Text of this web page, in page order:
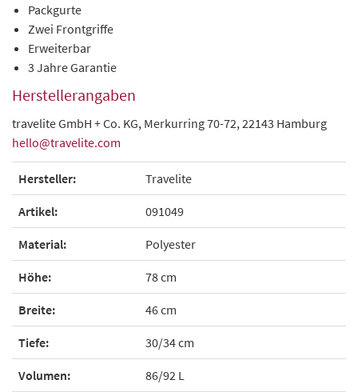
Packgurte
Zwei Frontgriffe
Erweiterbar
3 Jahre Garantie
Herstellerangaben
travelite GmbH + Co. KG, Merkurring 70-72, 22143 Hamburg
hello@travelite.com
Hersteller: Travelite
Artikel: 091049
Material: Polyester
Höhe: 78 cm
Breite: 46 cm
Tiefe: 30/34 cm
Volumen: 86/92 L